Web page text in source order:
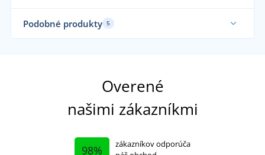
Podobné produkty 5
Overené
našimi zákazníkmi
98%
zákazníkov odporúča